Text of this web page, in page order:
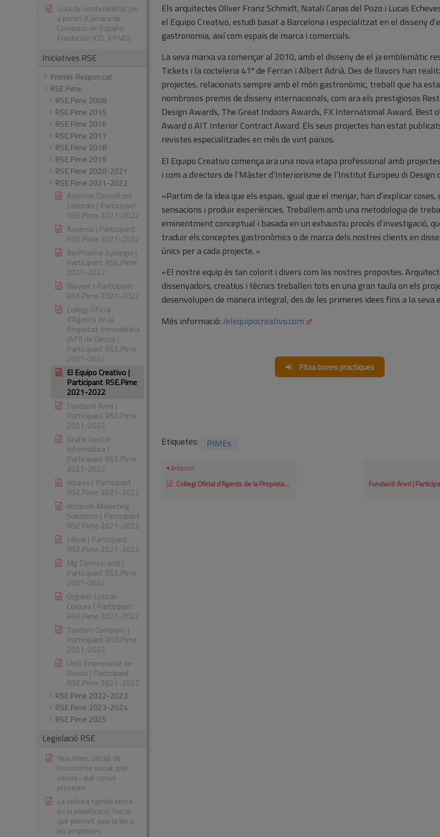
Guia de sostenibilitat per
a pimes (Cámara de
Comercio de España,
Fundación ICO, KPMG)
Iniciatives RSE
Premis Respon.cat
RSE.Pime
RSE.Pime 2008
RSE.Pime 2015
RSE.Pime 2016
RSE.Pime 2017
RSE.Pime 2018
RSE.Pime 2019
RSE.Pime 2020-2021
RSE.Pime 2021-2022
Asemon Consultors
Laborals | Participant
RSE.Pime 2021-2022
Assenur | Participant
RSE.Pime 2021-2022
BioPharma Synergie |
Participant RSE.Pime
2021-2022
Biovert | Participant
RSE.Pime 2021-2022
Col·legi Oficial
d'Agents de la
Propietat Immobiliària
(API) de Girona |
Participant RSE.Pime
2021-2022
El Equipo Creativo |
Participant RSE.Pime
2021-2022
Fundació Ared |
Participant RSE.Pime
2021-2022
Grafix Gestió
Informàtica |
Participant RSE.Pime
2021-2022
Intarex | Participant
RSE.Pime 2021-2022
Intracon Marketing
Solutions | Participant
RSE.Pime 2021-2022
Lékué | Participant
RSE.Pime 2021-2022
Mg Comunicació |
Participant RSE.Pime
2021-2022
Organic Cotton
Colours | Participant
RSE.Pime 2021-2022
Tandem Company |
Participant RSE.Pime
2021-2022
Unió Empresarial de
l'Anoia | Participant
RSE.Pime 2021-2022
RSE.Pime 2022-2023
RSE.Pime 2023-2024
RSE.Pime 2025
Legislació RSE
Nou marc català de
l’economia social: què
canvia i què convé
preveure
La cultura també entra
en la planificació fiscal:
què permet avui la llei a
les empreses
Els arquitectes Oliver Franz Schmidt, Natali Canas del Pozo i Lucas
el Equipo Creativo, estudi basat a Barcelona i especialitzat en el disseny
gastronomia, així com espais de marca i comercials.
La seva marxa va començar al 2010, amb el disseny de el ja emblemàtic
Tickets i la cocteleria 41º de Ferran i Albert Adrià. Des de llavors han
projectes, relacionats sempre amb el món gastronòmic, treball que ha
nombrosos premis de disseny internacionals, com ara els prestigiosos
Design Awards, The Great Indoors Awards, FX International Award, Best
Award o AIT Interior Contract Award. Els seus projectes han estat
revistes especialitzades en més de vint països.
El Equipo Creativo comença ara una nova etapa professional amb
i com a directors de l’Màster d’Interiorisme de l’Institut Europeu di Design
«Partim de la idea que els espais, igual que el menjar, han d’explicar coses,
sensacions i produir experiències. Treballem amb una metodologia de
eminentment conceptual i basada en un exhaustiu procés d’investigació,
traduir els conceptes gastronòmics o de marca dels nostres clients en
únics per a cada projecte. »
«El nostre equip és tan colorit i divers com les nostres propostes.
dissenyadors, creatius i tècnics treballen tots en una gran taula on els
desenvolupen de manera integral, des de les primeres idees fins a la seva
Més informació: /elequipocreativo.com
Fitxa bones practiques
Etiquetes: PIMEs
Anterior
Col·legi Oficial d’Agents de la Propietat Immobiliària (API) de Girona | Participant RSE.Pime 2021-2022